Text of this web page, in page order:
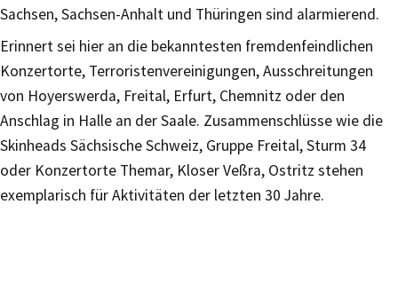
Sachsen, Sachsen-Anhalt und Thüringen sind alarmierend.
Erinnert sei hier an die bekanntesten fremdenfeindlichen
Konzertorte, Terroristenvereinigungen, Ausschreitungen
von Hoyerswerda, Freital, Erfurt, Chemnitz oder den
Anschlag in Halle an der Saale. Zusammenschlüsse wie die
Skinheads Sächsische Schweiz, Gruppe Freital, Sturm 34
oder Konzertorte Themar, Kloser Veßra, Ostritz stehen
exemplarisch für Aktivitäten der letzten 30 Jahre.